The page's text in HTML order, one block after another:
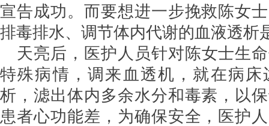
宣告成功。而要想进一步挽救陈女
排毒排水、调节体内代谢的血液透析
天亮后，医护人员针对陈女士生
特殊病情，调来血透机，就在病床
析，滤出体内多余水分和毒素，以
患者心功能差，为确保安全，医护